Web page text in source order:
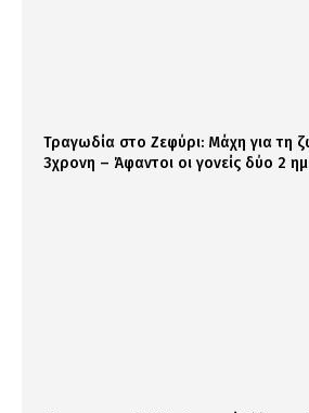
Τραγωδία στο Ζεφύρι: Μάχη για τη
3χρονη – Άφαντοι οι γονείς δύο 2